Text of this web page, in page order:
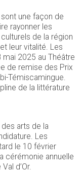
une façon de
rayonner les
de la région
leur vitalité. Les
mai 2025 au Théâtre
de remise des Prix
Témiscamingue.
de la littérature
arts de la
Les
le 10 février
cérémonie annuelle
d’Or.